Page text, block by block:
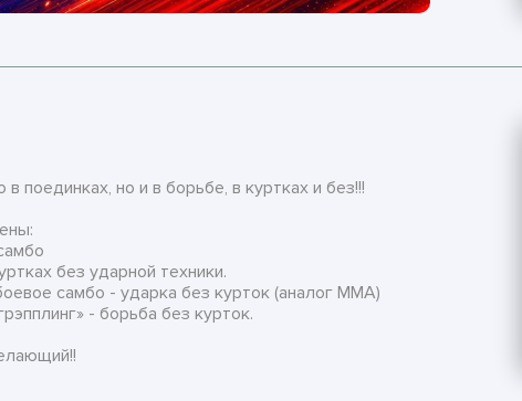
поединках, но и в борьбе, в куртках и без!!!
без ударной техники.
самбо - ударка без курток (аналог ММА)
- борьба без курток.